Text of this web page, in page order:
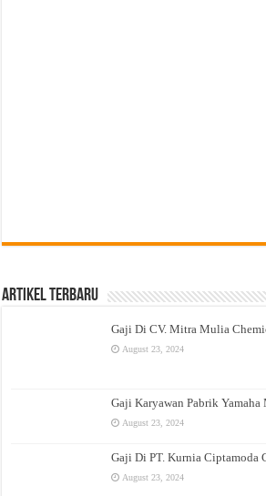
Artikel Terbaru
Gaji Di CV. Mitra Mulia
August 23, 2024
Gaji Karyawan Pabrik Yamaha
August 23, 2024
Gaji Di PT. Kurnia Ciptamoda
August 23, 2024